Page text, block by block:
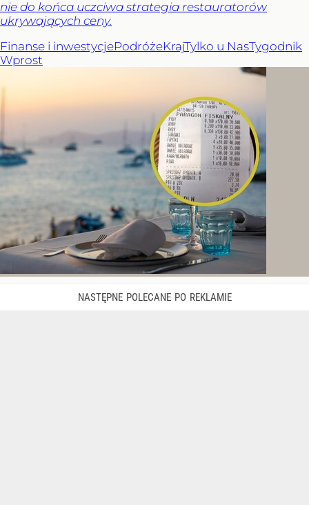
nie do końca uczciwa strategia restauratorów
ukrywających ceny.
Finanse i inwestycjePodróżeKrajTylko u NasTygodnik
Wprost